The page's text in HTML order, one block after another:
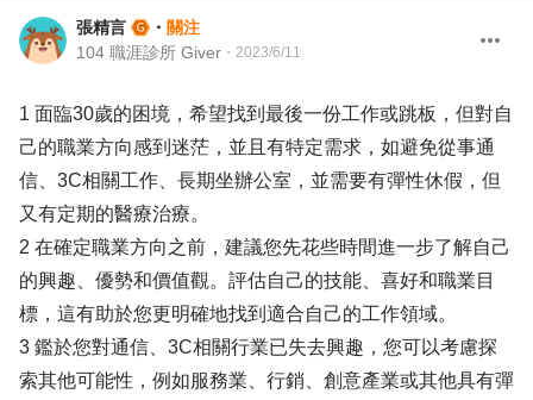
張精言 ・ 關注
104 職涯診所 Giver ・ 2023/6/11
1 面臨30歲的困境，希望找到最後一份工作或跳板，但對自
己的職業方向感到迷茫，並且有特定需求，如避免從事通
信、3C相關工作、長期坐辦公室，並需要有彈性休假，但
又有定期的醫療治療。
2 在確定職業方向之前，建議您先花些時間進一步了解自己
的興趣、優勢和價值觀。評估自己的技能、喜好和職業目
標，這有助於您更明確地找到適合自己的工作領域。
3 鑑於您對通信、3C相關行業已失去興趣，您可以考慮探
索其他可能性，例如服務業、行銷、創意產業或其他具有彈